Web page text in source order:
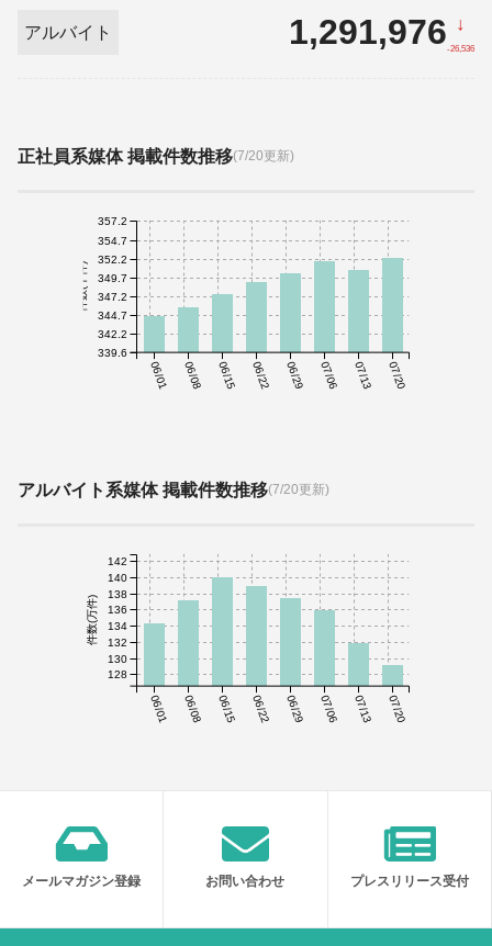
アルバイト 1,291,976 ↓
-26,536
正社員系媒体 掲載件数推移(7/20更新)
06/01 06/08 06/15 06/22 06/29 07/06 07/13 07/20
件数(千件)
339.6
342.2
344.7
347.2
349.7
352.2
354.7
357.2
アルバイト系媒体 掲載件数推移(7/20更新)
06/01 06/08 06/15 06/22 06/29 07/06 07/13 07/20
件数(万件)
128
130
132
134
136
138
140
142
メールマガジン登録 お問い合わせ プレスリリース受付